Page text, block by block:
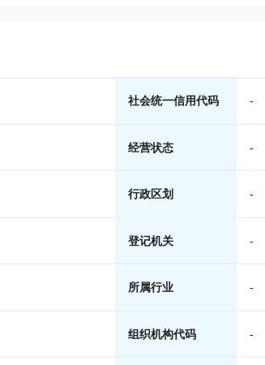
社会统一信用代码 -
经营状态 -
行政区划 -
登记机关 -
所属行业 -
组织机构代码 -